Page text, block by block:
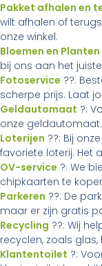
Pakket afhalen en
wilt afhalen of
onze winkel.
Bloemen en Planten
bij ons aan het
Fotoservice ??:
scherpe prijs. Laat
Geldautomaat ?:
onze geldautomaat.
Loterijen ??: Bij
favoriete loterij. Het
OV-service ?: We
chipkaarten te
Parkeren ??: De
maar er zijn gratis
Recycling ??: Wij
recyclen, zoals
Klantentoilet ?: